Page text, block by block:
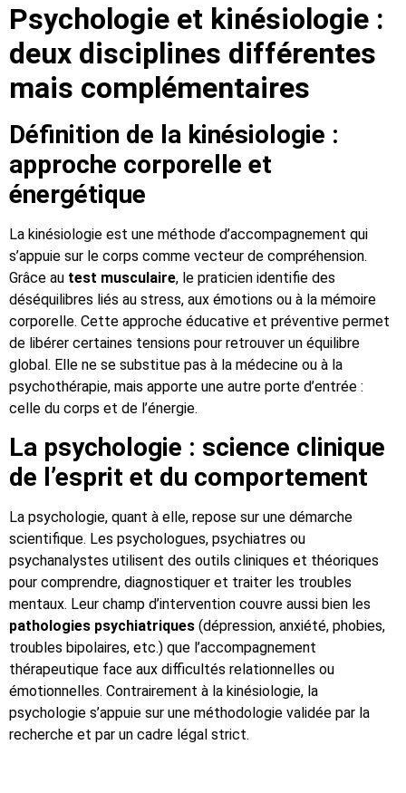
Psychologie et kinésiologie :
deux disciplines différentes
mais complémentaires
Définition de la kinésiologie :
approche corporelle et
énergétique
La kinésiologie est une méthode d’accompagnement qui
s’appuie sur le corps comme vecteur de compréhension.
Grâce au test musculaire, le praticien identifie des
déséquilibres liés au stress, aux émotions ou à la mémoire
corporelle. Cette approche éducative et préventive permet
de libérer certaines tensions pour retrouver un équilibre
global. Elle ne se substitue pas à la médecine ou à la
psychothérapie, mais apporte une autre porte d’entrée :
celle du corps et de l’énergie.
La psychologie : science clinique
de l’esprit et du comportement
La psychologie, quant à elle, repose sur une démarche
scientifique. Les psychologues, psychiatres ou
psychanalystes utilisent des outils cliniques et théoriques
pour comprendre, diagnostiquer et traiter les troubles
mentaux. Leur champ d’intervention couvre aussi bien les
pathologies psychiatriques (dépression, anxiété, phobies,
troubles bipolaires, etc.) que l’accompagnement
thérapeutique face aux difficultés relationnelles ou
émotionnelles. Contrairement à la kinésiologie, la
psychologie s’appuie sur une méthodologie validée par la
recherche et par un cadre légal strict.